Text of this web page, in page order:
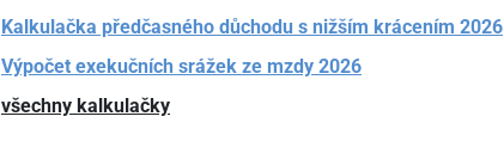
Kalkulačka předčasného důchodu s nižším krácením 2026
Výpočet exekučních srážek ze mzdy 2026
všechny kalkulačky